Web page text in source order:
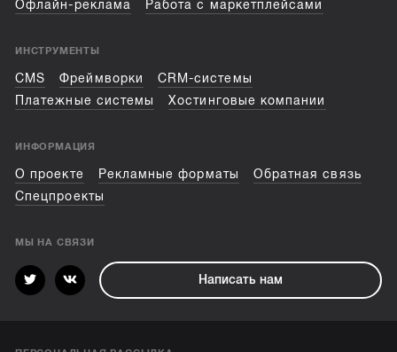
Офлайн-реклама
Работа с маркетплейсами
ИНСТРУМЕНТЫ
CMS Фреймворки
CRM-системы
Платежные системы
Хостинговые компании
ИНФОРМАЦИЯ
О проекте Рекламные форматы
Обратная связь
Спецпроекты
МЫ НА СВЯЗИ
Написать нам